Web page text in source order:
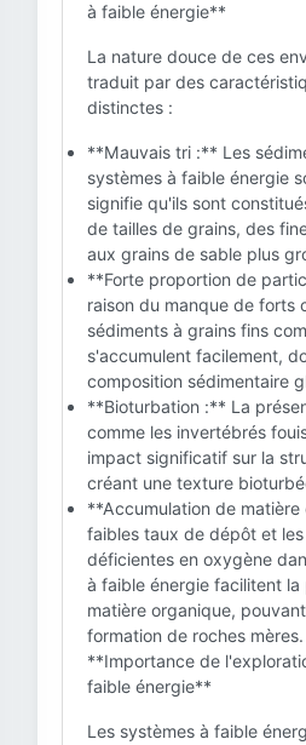
à faible énergie**
La nature douce de ces
traduit par des
distinctes :
**Mauvais tri :** Les
systèmes à faible énergie
signifie qu'ils sont
de tailles de grains, des
aux grains de sable plus
**Forte proportion de
raison du manque de forts
sédiments à grains fins
s'accumulent facilement,
composition sédimentaire
**Bioturbation :** La
comme les invertébrés
impact significatif sur la
créant une texture
**Accumulation de
faibles taux de dépôt et
déficientes en oxygène
à faible énergie facilitent la
matière organique,
formation de roches mères.
**Importance de
faible énergie**
Les systèmes à faible